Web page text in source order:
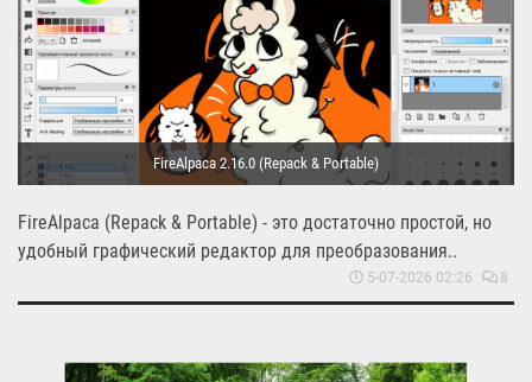
FireAlpaca 2.16.0 (Repack & Portable)
FireAlpaca (Repack & Portable) - это достаточно простой, но
удобный графический редактор для преобразования..
5-07-2026 02:26 8